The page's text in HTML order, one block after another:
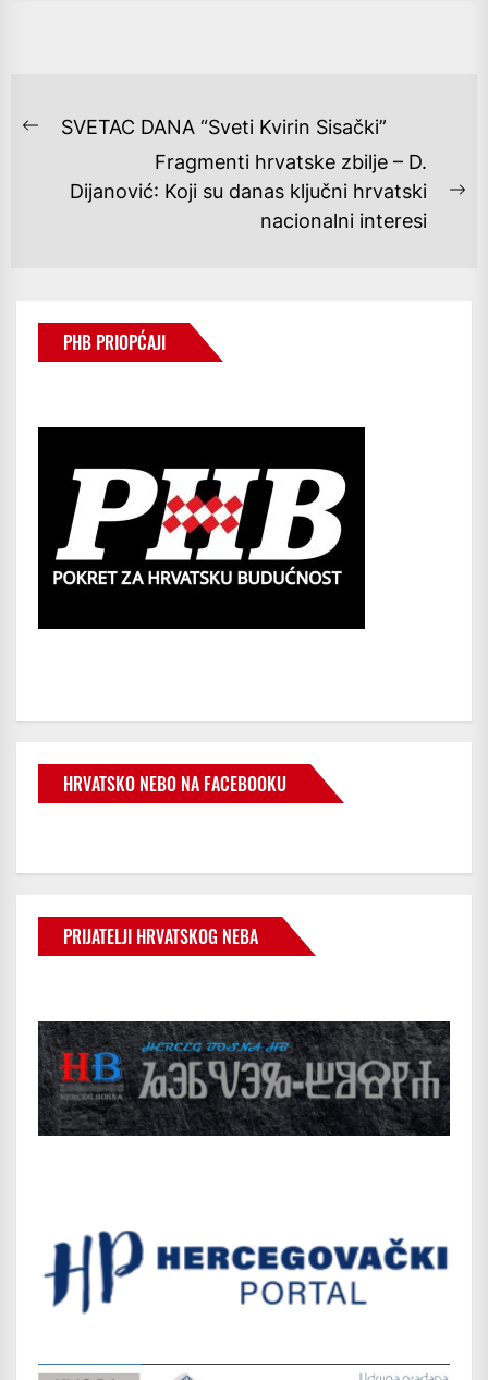
NAVIGACIJA
Previous
SVETAC DANA “Sveti Kvirin Sisački”
Fragmenti hrvatske zbilje – D.
Dijanović: Koji su danas ključni hrvatski
nacionalni interesi
PHB PRIOPĆAJI
HRVATSKO NEBO NA FACEBOOKU
PRIJATELJI HRVATSKOG NEBA